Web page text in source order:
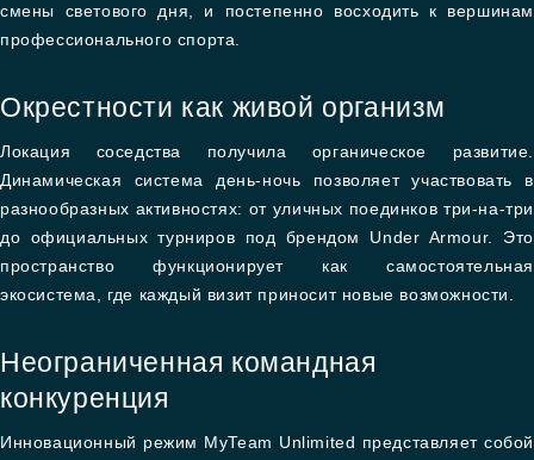
смены светового дня, и постепенно восходить к вершинам
профессионального спорта.
Окрестности как живой организм
Локация соседства получила органическое развитие.
Динамическая система день-ночь позволяет участвовать в
разнообразных активностях: от уличных поединков три-на-три
до официальных турниров под брендом Under Armour. Это
пространство функционирует как самостоятельная
экосистема, где каждый визит приносит новые возможности.
Неограниченная командная
конкуренция
Инновационный режим MyTeam Unlimited представляет собой